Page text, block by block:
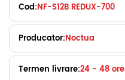
Cod:NF-S12B REDUX-700
Producator:Noctua
Termen livrare:24 - 48 ore